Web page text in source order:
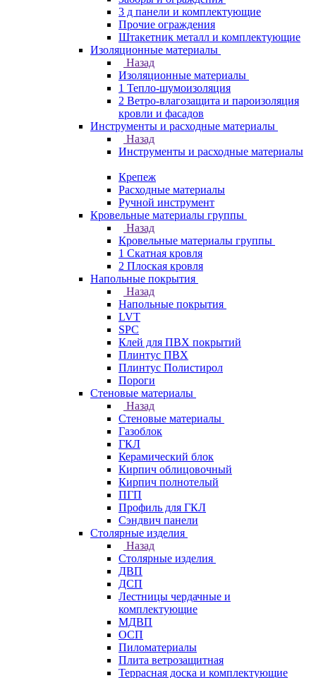
3 д панели и комплектующие
Прочие ограждения
Штакетник металл и комплектующие
Изоляционные материалы
Назад
Изоляционные материалы
1 Тепло-шумоизоляция
2 Ветро-влагозащита и пароизоляция
кровли и фасадов
Инструменты и расходные материалы
Назад
Инструменты и расходные материалы
Крепеж
Расходные материалы
Ручной инструмент
Кровельные материалы группы
Назад
Кровельные материалы группы
1 Скатная кровля
2 Плоская кровля
Напольные покрытия
Назад
Напольные покрытия
LVT
SPC
Клей для ПВХ покрытий
Плинтус ПВХ
Плинтус Полистирол
Пороги
Стеновые материалы
Назад
Стеновые материалы
Газоблок
ГКЛ
Керамический блок
Кирпич облицовочный
Кирпич полнотелый
ПГП
Профиль для ГКЛ
Сэндвич панели
Столярные изделия
Назад
Столярные изделия
ДВП
ДСП
Лестницы чердачные и
комплектующие
МДВП
ОСП
Пиломатериалы
Плита ветрозащитная
Террасная доска и комплектующие